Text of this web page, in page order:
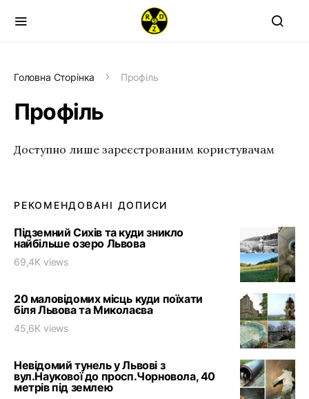
Головна Сторінка Профіль
Профіль
Доступно лише зареєстрованим користувачам
РЕКОМЕНДОВАНІ ДОПИСИ
Підземний Сихів та куди зникло
найбільше озеро Львова
69,4K views
20 маловідомих місць куди поїхати
біля Львова та Миколаєва
45,6K views
Невідомий тунель у Львові з
вул.Наукової до просп.Чорновола, 40
метрів під землею